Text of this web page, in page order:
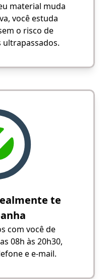
material muda
você estuda
o risco de
te
com você de
08h às 20h30,
e e-mail.